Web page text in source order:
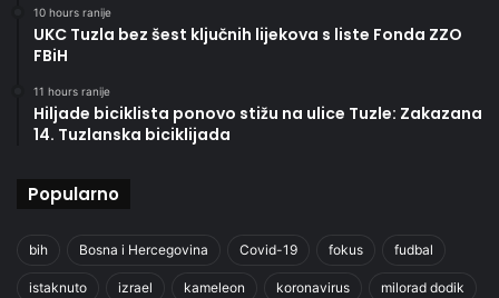
10 hours ranije
UKC Tuzla bez šest ključnih lijekova s liste Fonda ZZO
FBiH
11 hours ranije
Hiljade biciklista ponovo stižu na ulice Tuzle: Zakazana
14. Tuzlanska biciklijada
Popularno
bih Bosna i Hercegovina Covid-19 fokus fudbal
istaknuto izrael kameleon koronavirus milorad dodik